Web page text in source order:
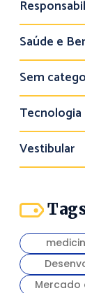
Saúde e
Sem
Tecnologia
Vestibular
Mercado